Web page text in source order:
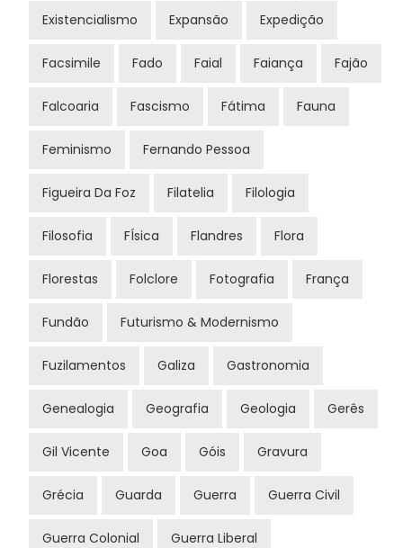
Existencialismo Expansão Expedição
Facsimile Fado Faial Faiança Fajão
Falcoaria Fascismo Fátima Fauna
Feminismo Fernando Pessoa
Figueira Da Foz Filatelia Filologia
Filosofia FÍsica Flandres Flora
Florestas Folclore Fotografia França
Fundão Futurismo & Modernismo
Fuzilamentos Galiza Gastronomia
Genealogia Geografia Geologia Gerês
Gil Vicente Goa Góis Gravura
Grécia Guarda Guerra Guerra Civil
Guerra Colonial Guerra Liberal